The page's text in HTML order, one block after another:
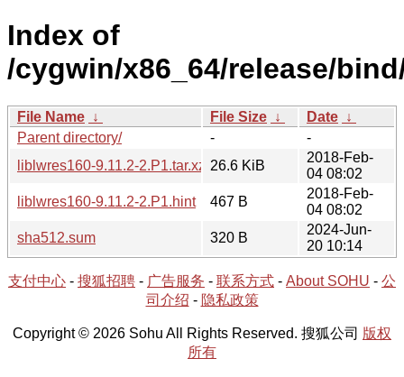
Index of
/cygwin/x86_64/release/
File Name ↓ File Size ↓ Date ↓
Parent directory/
-
-
liblwres160-9.11.2-2.P1.tar.xz
26.6 KiB
2018-Feb-
04 08:02
liblwres160-9.11.2-2.P1.hint
467 B
2018-Feb-
04 08:02
sha512.sum
320 B
2024-Jun-
20 10:14
支付中心 - 搜狐招聘 - 广告服务 - 联系方式 - About SOHU - 公
司介绍 - 隐私政策
Copyright © 2026 Sohu All Rights Reserved. 搜狐公司 版权
所有